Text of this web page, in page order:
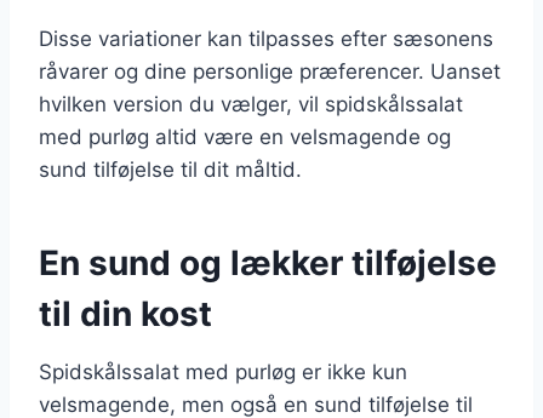
Disse variationer kan tilpasses efter sæsonens
råvarer og dine personlige præferencer. Uanset
hvilken version du vælger, vil spidskålssalat
med purløg altid være en velsmagende og
sund tilføjelse til dit måltid.
En sund og lækker tilføjelse
til din kost
Spidskålssalat med purløg er ikke kun
velsmagende, men også en sund tilføjelse til